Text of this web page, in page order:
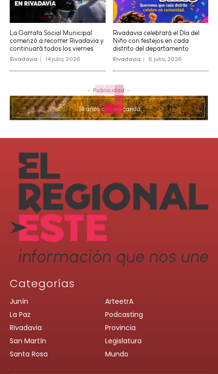
La Garrafa Social Municipal
comenzó a recorrer Rivadavia y
continuará todos los viernes
Rivadavia 14 julio, 2026
Rivadavia celebrará el Día del
Niño con festejos en cada
distrito del departamento
Rivadavia 6 julio, 2026
- Publicidad -
Categorías
Junín
La Paz
Rivadavia
San Martín
Santa Rosa
ArteetrA
Podcasting
Provincia
Legislatura
Mundo